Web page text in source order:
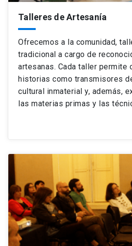
Talleres de Artesanía
Ofrecemos a la comunidad,
tradicional a cargo de
artesanas. Cada taller permite
historias como transmisores
cultural inmaterial y, además,
las materias primas y las